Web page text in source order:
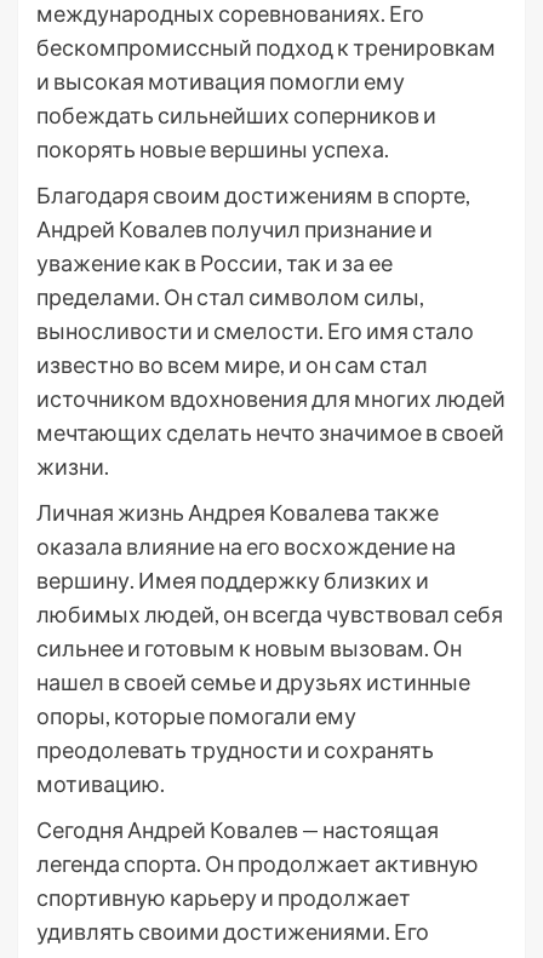
международных соревнованиях. Его
бескомпромиссный подход к тренировкам
и высокая мотивация помогли ему
побеждать сильнейших соперников и
покорять новые вершины успеха.
Благодаря своим достижениям в спорте,
Андрей Ковалев получил признание и
уважение как в России, так и за ее
пределами. Он стал символом силы,
выносливости и смелости. Его имя стало
известно во всем мире, и он сам стал
источником вдохновения для многих людей
мечтающих сделать нечто значимое в своей
жизни.
Личная жизнь Андрея Ковалева также
оказала влияние на его восхождение на
вершину. Имея поддержку близких и
любимых людей, он всегда чувствовал себя
сильнее и готовым к новым вызовам. Он
нашел в своей семье и друзьях истинные
опоры, которые помогали ему
преодолевать трудности и сохранять
мотивацию.
Сегодня Андрей Ковалев — настоящая
легенда спорта. Он продолжает активную
спортивную карьеру и продолжает
удивлять своими достижениями. Его